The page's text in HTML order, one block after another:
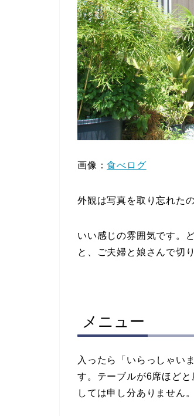
画像：食べログ
外観は写真を取り忘れた
いい感じの雰囲気です。
と、ご夫婦と娘さんで切
メニュー
入ったら「いらっしゃい
す。テーブルが6席ほど
しては申し分ありません。